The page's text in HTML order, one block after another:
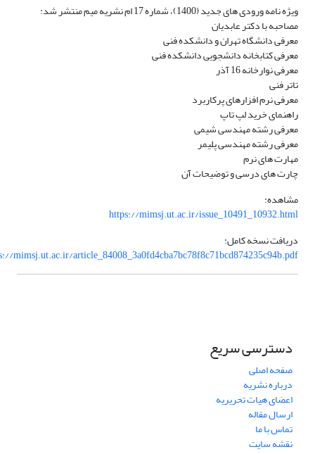
ویژه نامه ورودی های جدید (1400)، شماره 17 ام نشریه میم منتشر شد:
مصاحبه با دکتر عابدیان
معرفی دانشگاه تهران و دانشکده فنی
معرفی کتابخانه دانشجویی دانشکده فنی
معرفی نوارخانه 16 آذر
تاتر فنی
معرفی نرم افزارهای پرکاربرد
راهنمای خرید لپ تاپ
معرفی رشته مهندسی شیمی
معرفی رشته مهندسی پلیمر
مهارت های نرم
چارت های درسی و توضیحات آن
مشاهده:
https://mimsj.ut.ac.ir/issue_10491_10932.html
دریافت نسخه کامل:
mimsj.ut.ac.ir/article_84008_3a0fd4cba7bc78f8c71bcd874235c94b.pdf
دسترسی سریع
صفحه اصلی
درباره نشریه
اعضای هیات تحریریه
ارسال مقاله
تماس با ما
نقشه سایت